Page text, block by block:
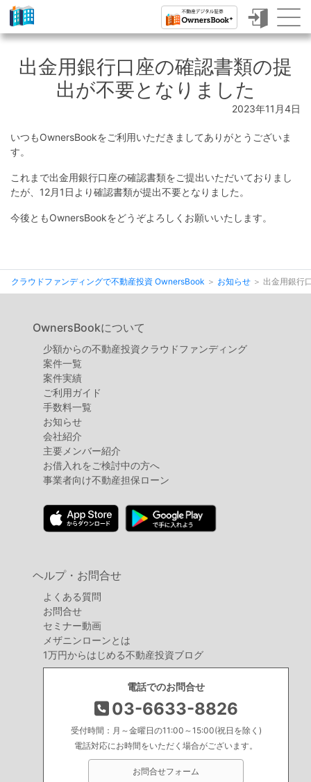
ク
ラ
フ
ァ
ン
デ
ィ
グ
で
OwnersBook
出金用銀行口座の確認書類の提
出が不要となりました
2023年11月4日
いつもOwnersBookをご利用いただきましてありがとうございま
す。
これまで出金用銀行口座の確認書類をご提出いただいておりまし
たが、12月1日より確認書類が提出不要となりました。
今後ともOwnersBookをどうぞよろしくお願いいたします。
クラウドファンディングで不動産投資 OwnersBook お知らせ 出金用銀行
OwnersBookについて
少額からの不動産投資クラウドファンディング
案件⼀覧
案件実績
ご利用ガイド
手数料一覧
お知らせ
会社紹介
主要メンバー紹介
お借入れをご検討中の方へ
事業者向け不動産担保ローン
ヘルプ・お問合せ
よくある質問
お問合せ
セミナー動画
メザニンローンとは
1万円からはじめる不動産投資ブログ
電話でのお問合せ
03-6633-8826
受付時間：月～金曜日の11:00～15:00(祝日を除く)
電話対応にお時間をいただく場合がございます。
お問合せフォーム